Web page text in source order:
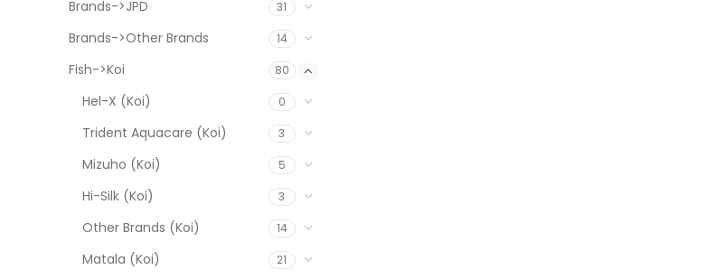
Brands->JPD 31
Brands->Other Brands 14
Fish->Koi 80
Hel-X (Koi) 0
Trident Aquacare (Koi) 3
Mizuho (Koi) 5
Hi-Silk (Koi) 3
Other Brands (Koi) 14
Matala (Koi) 21